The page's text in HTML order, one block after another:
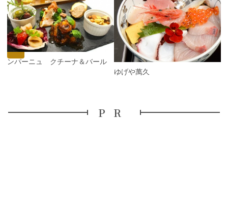
e
v
i
o
u
s
カンパーニュ クチーナ＆バール
ゆげや萬久
N
e
x
t
PR